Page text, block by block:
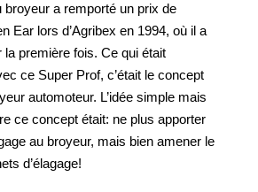
broyeur a remporté un prix de
Ear lors d’Agribex en 1994, où il a
la première fois. Ce qui était
ce Super Prof, c’était le concept
automoteur. L’idée simple mais
ce concept était: ne plus apporter
au broyeur, mais bien amener le
d’élagage!